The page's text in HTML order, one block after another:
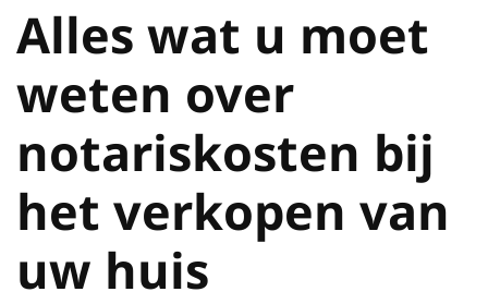
Alles wat u moet
weten over
notariskosten bij
het verkopen van
uw huis